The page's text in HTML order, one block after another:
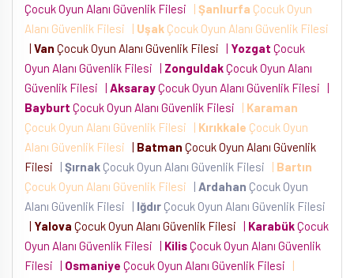
Çocuk Oyun Alanı Güvenlik Filesi
| Şanlıurfa Çocuk Oyun
Alanı Güvenlik Filesi
| Uşak Çocuk Oyun Alanı Güvenlik Filesi
| Van Çocuk Oyun Alanı Güvenlik Filesi | Yozgat Çocuk
Oyun Alanı Güvenlik Filesi | ZonguldakÇocuk Oyun Alanı
Güvenlik Filesi | AksarayÇocuk Oyun Alanı Güvenlik Filesi |
Bayburt Çocuk Oyun Alanı Güvenlik Filesi | Karaman
Çocuk Oyun Alanı Güvenlik Filesi
| Kırıkkale Çocuk Oyun
Alanı Güvenlik Filesi | Batman Çocuk Oyun Alanı Güvenlik
Filesi
| Şırnak Çocuk Oyun Alanı Güvenlik Filesi | Bartın
Çocuk Oyun Alanı Güvenlik Filesi
| Ardahan Çocuk Oyun
Alanı Güvenlik Filesi
| Iğdır Çocuk Oyun Alanı Güvenlik Filesi
| Yalova Çocuk Oyun Alanı Güvenlik Filesi | KarabükÇocuk
Oyun Alanı Güvenlik Filesi | KilisÇocuk Oyun Alanı Güvenlik
Filesi | Osmaniye Çocuk Oyun Alanı Güvenlik Filesi
|